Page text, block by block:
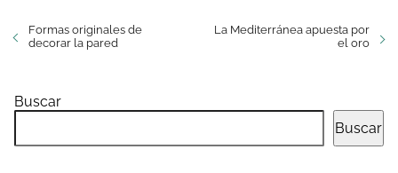
Formas originales de
decorar la pared
La Mediterránea apuesta por
el oro
Buscar
Buscar